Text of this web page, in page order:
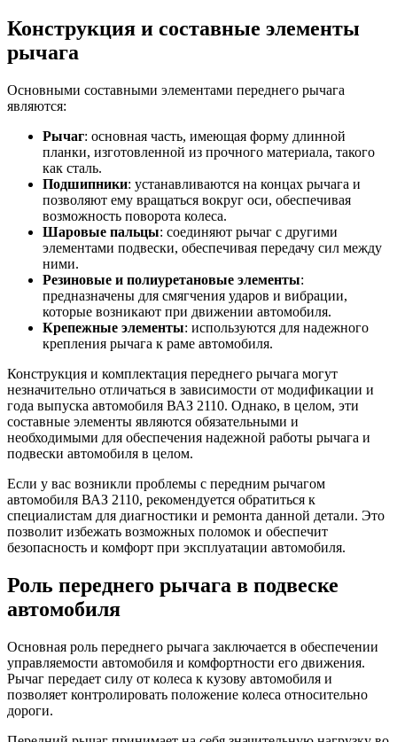
Конструкция и составные элементы
рычага
Основными составными элементами переднего рычага
являются:
Рычаг: основная часть, имеющая форму длинной
планки, изготовленной из прочного материала, такого
как сталь.
Подшипники: устанавливаются на концах рычага и
позволяют ему вращаться вокруг оси, обеспечивая
возможность поворота колеса.
Шаровые пальцы: соединяют рычаг с другими
элементами подвески, обеспечивая передачу сил между
ними.
Резиновые и полиуретановые элементы:
предназначены для смягчения ударов и вибрации,
которые возникают при движении автомобиля.
Крепежные элементы: используются для надежного
крепления рычага к раме автомобиля.
Конструкция и комплектация переднего рычага могут
незначительно отличаться в зависимости от модификации и
года выпуска автомобиля ВАЗ 2110. Однако, в целом, эти
составные элементы являются обязательными и
необходимыми для обеспечения надежной работы рычага и
подвески автомобиля в целом.
Если у вас возникли проблемы с передним рычагом
автомобиля ВАЗ 2110, рекомендуется обратиться к
специалистам для диагностики и ремонта данной детали. Это
позволит избежать возможных поломок и обеспечит
безопасность и комфорт при эксплуатации автомобиля.
Роль переднего рычага в подвеске
автомобиля
Основная роль переднего рычага заключается в обеспечении
управляемости автомобиля и комфортности его движения.
Рычаг передает силу от колеса к кузову автомобиля и
позволяет контролировать положение колеса относительно
дороги.